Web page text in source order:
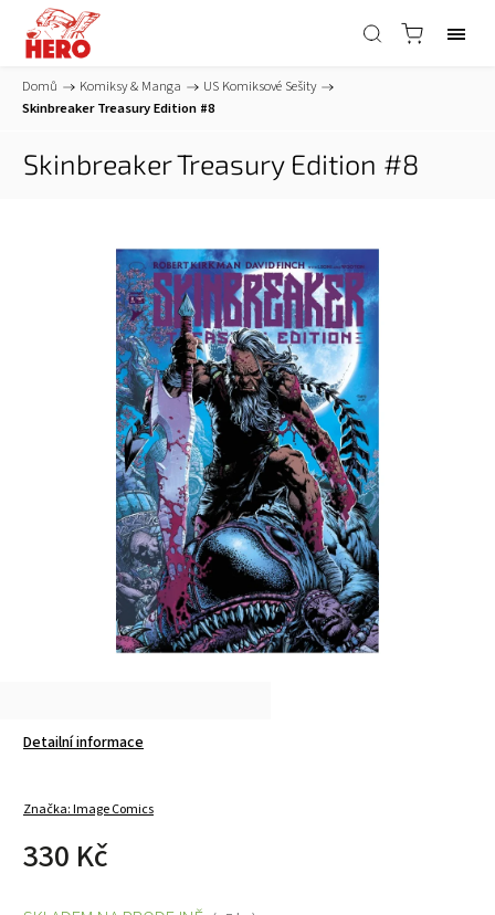
Domů / Komiksy & Manga / US Komiksové Sešity /
Skinbreaker Treasury Edition #8
Skinbreaker Treasury Edition #8
Detailní informace
Značka:Image Comics
330 Kč